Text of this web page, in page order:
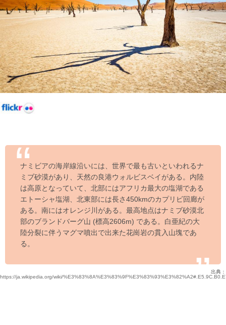
ナミビアの海岸線沿いには、世界で最も古いといわれるナ
ミブ砂漠があり、天然の良港ウォルビスベイがある。内陸
は高原となっていて、北部にはアフリカ最大の塩湖である
エトーシャ塩湖、北東部には長さ450kmのカプリビ回廊が
ある。南にはオレンジ川がある。最高地点はナミブ砂漠北
部のブランドバーグ山 (標高2606m) である。白亜紀の大
陸分裂に伴うマグマ噴出で出来た花崗岩の貫入山塊であ
る。
出典：
https://ja.wikipedia.org/wiki/